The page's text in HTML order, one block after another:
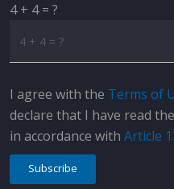
4 + 4 = ?
I agree with the Terms of
declare that I have read
in accordance with Article
Subscribe